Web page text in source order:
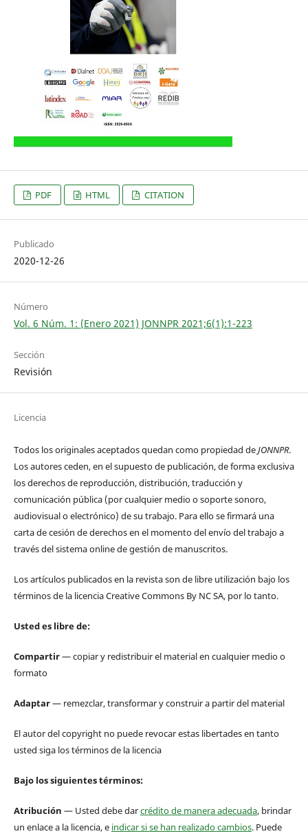
PDF HTML CITATION
Publicado
2020-12-26
Número
Vol. 6 Núm. 1: (Enero 2021) JONNPR 2021;6(1):1-223
Sección
Revisión
Licencia
Todos los originales aceptados quedan como propiedad deJONNPR.
Los autores ceden, en el supuesto de publicación, de forma exclusiva
los derechos de reproducción, distribución, traducción y
comunicación pública (por cualquier medio o soporte sonoro,
audiovisual o electrónico) de su trabajo. Para ello se firmará una
carta de cesión de derechos en el momento del envío del trabajo a
través del sistema online de gestión de manuscritos.
Los artículos publicados en la revista son de libre utilización bajo los
términos de la licencia Creative Commons By NC SA, por lo tanto.
Usted es libre de:
Compartir— copiar y redistribuir el material en cualquier medio o
formato
Adaptar— remezclar, transformar y construir a partir del material
El autor del copyright no puede revocar estas libertades en tanto
usted siga los términos de la licencia
Bajo los siguientes términos:
Atribución — Usted debe darcrédito de manera adecuada, brindar
un enlace a la licencia, e indicar si se han realizado cambios. Puede